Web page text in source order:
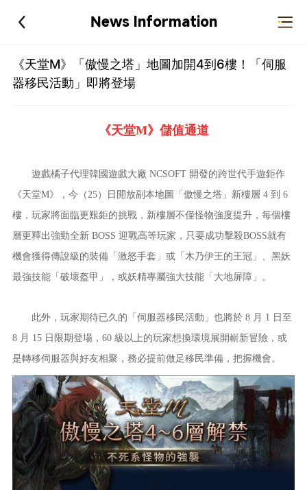
News Information
《天堂M》「傲慢之塔」地圖加開4到6樓！「伺服
器移民活動」即將登場
《天堂M》儲值通道
遊戲橘子代理韓國遊戲大廠 NCSOFT 開發的跨世代手遊鉅作
《天堂M》，今（25）日開放副本地圖「傲慢之塔」新樓層 4 到 6
樓，玩家將面臨更艱鉅的挑戰，新樓層不僅怪物強度提升，每個樓
層更釋出強勁全新 BOSS 迎戰高等玩家，只要成功擊殺BOSS就有
機會獲得傳說級的裝備「激怒手套」或「木乃伊王的王冠」、黑妖
最強技能「破壞盔甲」，或妖精專屬強大技能「大地屏障」。
此外，玩家期待已久的「伺服器移民活動」也將於 8 月 1 日至
8 月 15 日限期登場，60 級以上的玩家想換環境展開嶄新冒險，或
是轉移伺服器與好友相聚，務必提前做足移民準備，把握機會。